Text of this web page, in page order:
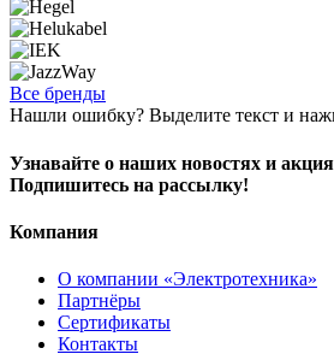
Все бренды
Нашли ошибку? Выделите текст и
Узнавайте о наших новостях и
Подпишитесь на рассылку!
Компания
О компании «Электротехника»
Партнёры
Сертификаты
Контакты